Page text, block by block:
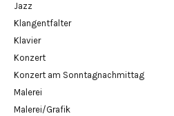
Jazz
Klangentfalter
Klavier
Konzert
Konzert am Sonntagnachmittag
Malerei
Malerei/Grafik